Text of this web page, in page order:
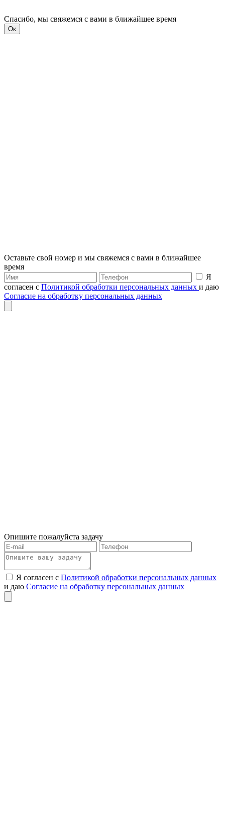
Спасибо, мы свяжемся с вами в ближайшее время
Ок
Оставьте свой номер и мы свяжемся с вами в ближайшее
время
Я
согласен с Политикой обработки персональных данных и даю
Согласие на обработку персональных данных
Опишите пожалуйста задачу
Я согласен с Политикой обработки персональных данных
и даю Согласие на обработку персональных данных